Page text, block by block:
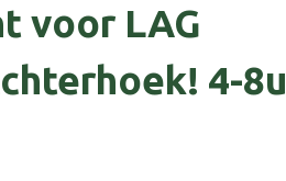
voor LAG
4-8u